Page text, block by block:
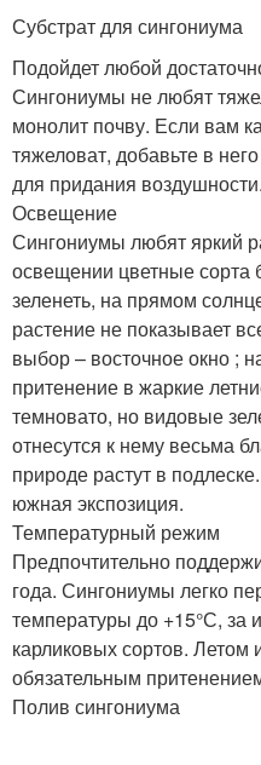
Субстрат для сингониума
Подойдет любой
Сингониумы не любят
монолит почву. Если вам
тяжеловат, добавьте в
для придания воздушности.
Освещение
Сингониумы любят яркий
освещении цветные сорта
зеленеть, на прямом
растение не показывает
выбор – восточное окно ;
притенение в жаркие
темновато, но видовые
отнесутся к нему весьма
природе растут в
южная экспозиция.
Температурный режим
Предпочтительно
года. Сингониумы легко
температуры до +15°С, за
карликовых сортов.
обязательным
Полив сингониума